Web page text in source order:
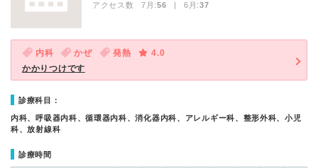
アクセス数 7月:56 | 6月:37
内科 かぜ 発熱
4.0
かかりつけです
診療科目：
内科、呼吸器内科、循環器内科、消化器内科、アレルギー科、整形外科、小児
科、放射線科
診療時間